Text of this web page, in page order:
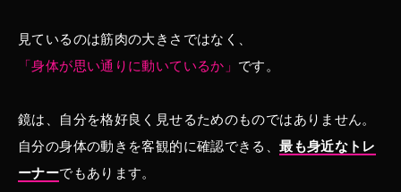
見ているのは筋肉の大きさではなく、
「身体が思い通りに動いているか」 です。
鏡は、自分を格好良く見せるためのものではありません。
自分の身体の動きを客観的に確認できる、最も身近なトレ
ーナーでもあります。